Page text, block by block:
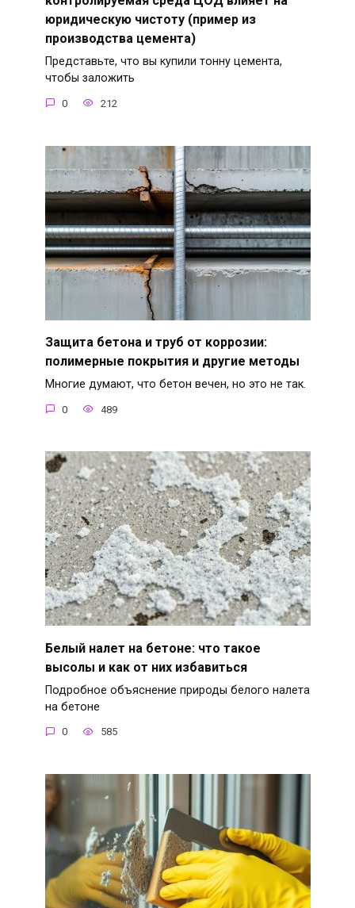
юридическую чистоту (пример из
производства цемента)
Представьте, что вы купили тонну цемента,
чтобы заложить
0 212
Защита бетона и труб от коррозии:
полимерные покрытия и другие методы
Многие думают, что бетон вечен, но это не так.
0 489
Белый налет на бетоне: что такое
высолы и как от них избавиться
Подробное объяснение природы белого налета
на бетоне
0 585